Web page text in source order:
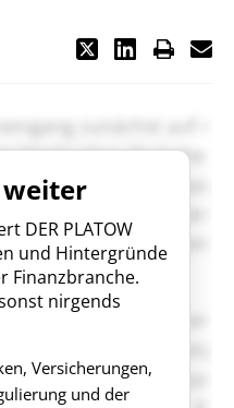
weiter
DER PLATOW
und Hintergründe
Finanzbranche.
nirgends
Versicherungen,
und der